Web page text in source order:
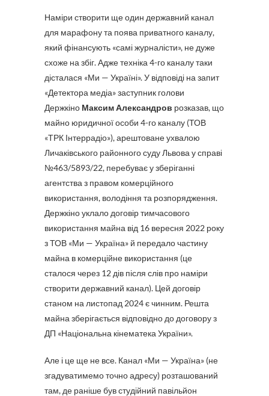
Наміри створити ще один державний канал
для марафону та поява приватного каналу,
який фінансують «самі журналісти», не дуже
схоже на збіг. Адже техніка 4-го каналу таки
дісталася «Ми — Україні». У відповіді на запит
«Детектора медіа» заступник голови
Держкіно Максим Александров розказав, що
майно юридичної особи 4-го каналу (ТОВ
«ТРК Інтеррадіо»), арештоване ухвалою
Личаківського районного суду Львова у справі
№463/5893/22, перебуває у зберіганні
агентства з правом комерційного
використання, володіння та розпорядження.
Держкіно уклало договір тимчасового
використання майна від 16 вересня 2022 року
з ТОВ «Ми — Україна» й передало частину
майна в комерційне використання (це
сталося через 12 дів після слів про наміри
створити державний канал). Цей договір
станом на листопад 2024 є чинним. Решта
майна зберігається відповідно до договору з
ДП «Національна кінематека України».
Але і це ще не все. Канал «Ми — Україна» (не
згадуватимемо точно адресу) розташований
там, де раніше був студійний павільйон